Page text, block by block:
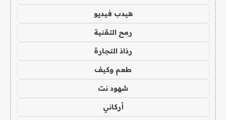
هيدب فيديو
رمح التقنية
رذاذ التجارة
طعم وكيف
شهود نت
أركاني